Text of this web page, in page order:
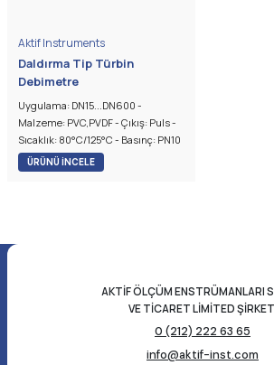
Aktif Instruments
Daldırma Tip Türbin
Debimetre
Uygulama: DN15...DN600 -
Malzeme: PVC,PVDF - Çıkış: Puls -
Sıcaklık: 80°C/125°C - Basınç: PN10
ÜRÜNÜ İNCELE
AKTİF ÖLÇÜM ENSTRÜMANLARI
VE TİCARET LİMİTED
0 (212) 222 63 65
info@aktif-inst.com